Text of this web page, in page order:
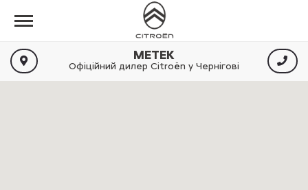
МЕТЕК
Офіційний дилер Citroën у Чернігові